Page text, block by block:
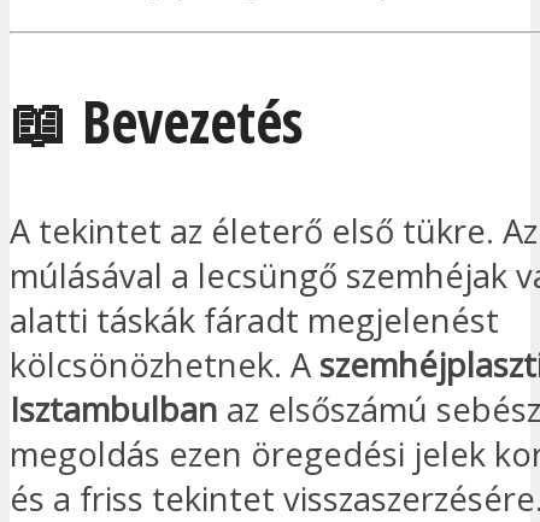
📖 Bevezetés
A tekintet az életerő első tükre.
múlásával a lecsüngő szemhéjak
alatti táskák fáradt megjelenést
kölcsönözhetnek. A
Isztambulban az elsőszámú
megoldás ezen öregedési jelek
és a friss tekintet